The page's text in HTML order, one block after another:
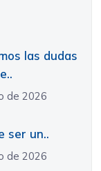
las dudas
de 2026
ser un..
de 2026